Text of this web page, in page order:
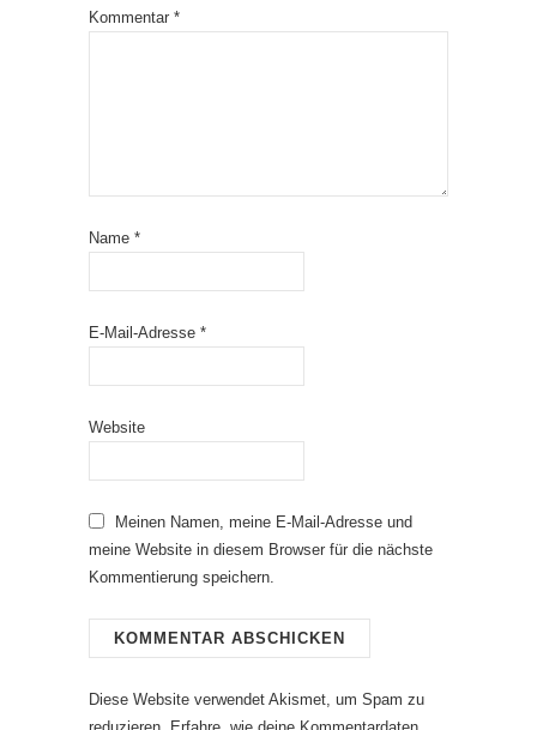
Kommentar *
Name *
E-Mail-Adresse *
Website
Meinen Namen, meine E-Mail-Adresse und
meine Website in diesem Browser für die nächste
Kommentierung speichern.
Diese Website verwendet Akismet, um Spam zu